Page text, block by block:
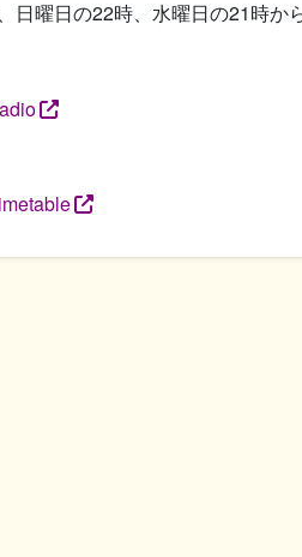
日曜日の22時、水曜日の21時か